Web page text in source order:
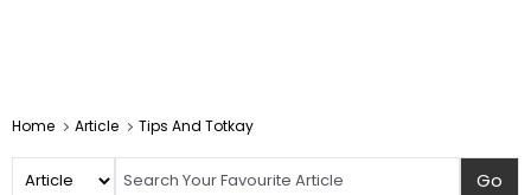
Home Article Tips And Totkay